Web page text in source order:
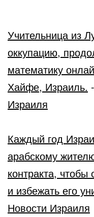
Учительница из
оккупацию,
математику
Хайфе, Израиль. -
Израиля
Каждый год
арабскому
контракта,
и избежать его
Новости Израиля